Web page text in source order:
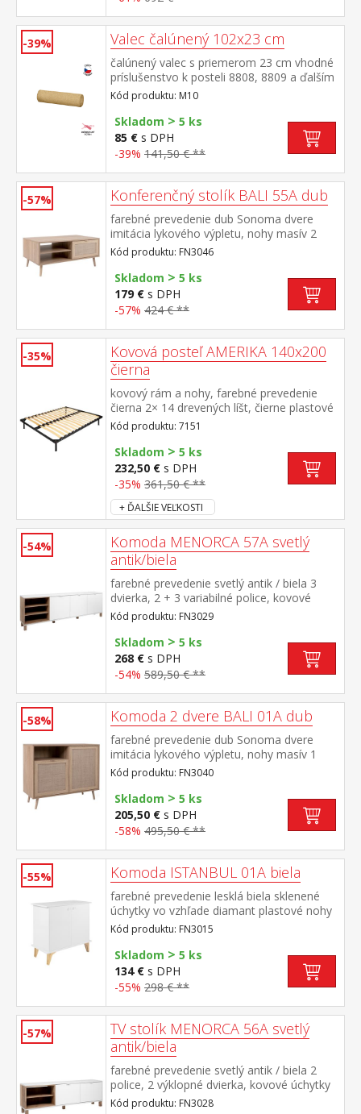
-39% Valec čalúnený 102x23 cm
čalúnený valec s priemerom 23 cm vhodné
príslušenstvo k posteli 8808, 8809 a ďalším
Kód produktu: M10
Skladom > 5 ks
85 € s DPH
-39% 141,50 € **
-57% Konferenčný stolík BALI 55A dub
farebné prevedenie dub Sonoma dvere
imitácia lykového výpletu, nohy masív 2
otvorené police, 1 malé dvierka
Kód produktu: FN3046
Skladom > 5 ks
179 € s DPH
-57% 424 € **
-35%
Kovová posteľ AMERIKA 140x200
čierna
kovový rám a nohy, farebné prevedenie
čierna 2× 14 drevených líšt, čierne plastové
spojky odporúčaný rozmer matraca 140 ×
200 cm
Kód produktu: 7151
Skladom > 5 ks
232,50 € s DPH
-35% 361,50 € **
+ ĎALŠIE VEĽKOSTI
-54%
Komoda MENORCA 57A svetlý
antik/biela
farebné prevedenie svetlý antik / biela 3
dvierka, 2 + 3 variabilné police, kovové
úchytky
Kód produktu: FN3029
Skladom > 5 ks
268 € s DPH
-54% 589,50 € **
-58% Komoda 2 dvere BALI 01A dub
farebné prevedenie dub Sonoma dvere
imitácia lykového výpletu, nohy masív 1
otvorená polica, malé a veľké dvierka v
pravej časti 1 variabilná polica
Kód produktu: FN3040
Skladom > 5 ks
205,50 € s DPH
-58% 495,50 € **
-55% Komoda ISTANBUL 01A biela
farebné prevedenie lesklá biela sklenené
úchytky vo vzhľade diamant plastové nohy
v zlatej farbe, výška nohy 19 cm 2 dvierka,
vnútorný priestor delený na 4 časti
maximálne odporúčané zaťaženie 30 kg
Kód produktu: FN3015
Skladom > 5 ks
134 € s DPH
-55% 298 € **
-57%
TV stolík MENORCA 56A svetlý
antik/biela
farebné prevedenie svetlý antik / biela 2
police, 2 výklopné dvierka, kovové úchytky
Kód produktu: FN3028